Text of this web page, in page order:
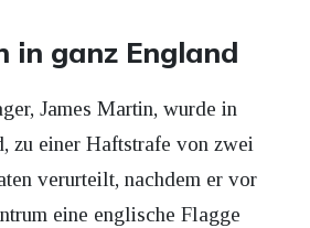
in ganz England
James Martin, wurde in
zu einer Haftstrafe von zwei
verurteilt, nachdem er vor
eine englische Flagge